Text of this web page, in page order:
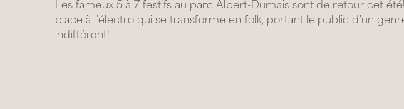
Les fameux 5 à 7 festifs au parc Albert-Dumais sont de retour cet
place à l’électro qui se transforme en folk, portant le public d'un
indifférent!